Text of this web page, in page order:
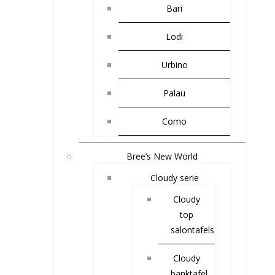
Bari
Lodi
Urbino
Palau
Como
Bree’s New World
Cloudy serie
Cloudy
top
salontafels
Cloudy